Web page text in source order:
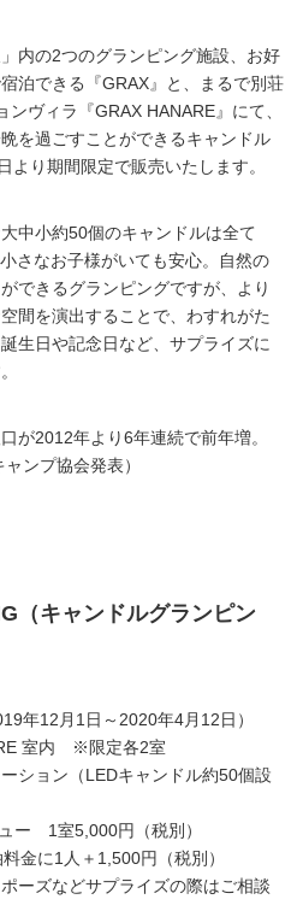
内の2つのグランピング施設、お好
泊できる『GRAX』と、まるで別荘
ヴィラ『GRAX HANARE』にて、
を過ごすことができるキャンドル
より期間限定で販売いたします。
中小約50個のキャンドルは全て
さなお子様がいても安心。自然の
できるグランピングですが、より
間を演出することで、わすれがた
生日や記念日など、サプライズに
が2012年より6年連続で前年増。
ンプ協会発表）
（キャンドルグランピン
年12月1日～2020年4月12日）
室内 ※限定各2室
ション（LEDキャンドル約50個設
ー 1室5,000円（税別）
に1人＋1,500円（税別）
ーズなどサプライズの際はご相談